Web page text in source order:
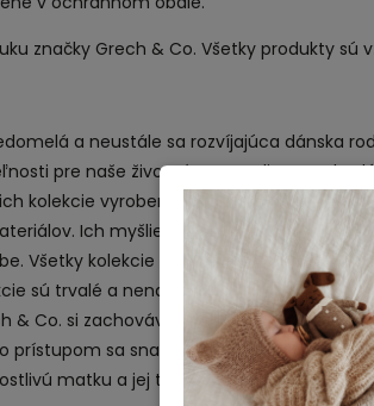
značky Grech & Co. Všetky produkty sú
a neustále sa rozvíjajúca dánska
pre naše životné prostredie a pre
kolekcie vyrobené z recyklovaných,
Ich myšlienkou je posunúť ideály,
Všetky kolekcie sú vyrobené v Signature
sú trvalé a nenahrádzajú ich každú
& Co. si zachovávajú svoju hodnotu,
prístupom sa snažia znižovať zbytočný
matku a jej temperamentné dieťa,